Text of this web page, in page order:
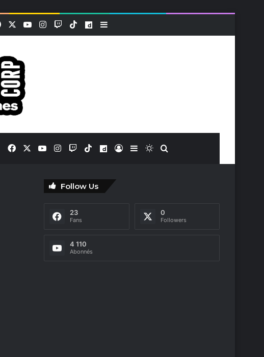
FacebookYouTubeInstagram
TwitchTikTokDailymotion
Sidebar (barre latérale)
FacebookYouTubeInstagram
TwitchTikTokDailymotion
Connexion
Sidebar (barre latérale)
Switch skin
Follow Us
23
Fans
0
Followers
4 110
Abonnés